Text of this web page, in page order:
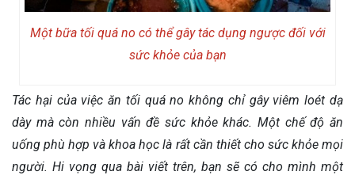
Một bữa tối quá no có thể gây tác dụng ngược đối với
sức khỏe của bạn
Tác hại của việc ăn tối quá no không chỉ gây viêm loét dạ
dày mà còn nhiều vấn đề sức khỏe khác. Một chế độ ăn
uống phù hợp và khoa học là rất cần thiết cho sức khỏe mọi
người. Hi vọng qua bài viết trên, bạn sẽ có cho mình một